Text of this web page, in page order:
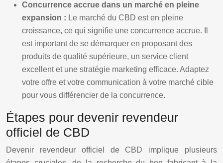
Concurrence accrue dans un marché en pleine
expansion : Le marché du CBD est en pleine
croissance, ce qui signifie une concurrence accrue. Il
est important de se démarquer en proposant des
produits de qualité supérieure, un service client
excellent et une stratégie marketing efficace. Adaptez
votre offre et votre communication à votre marché cible
pour vous différencier de la concurrence.
Étapes pour devenir revendeur
officiel de CBD
Devenir revendeur officiel de CBD implique plusieurs